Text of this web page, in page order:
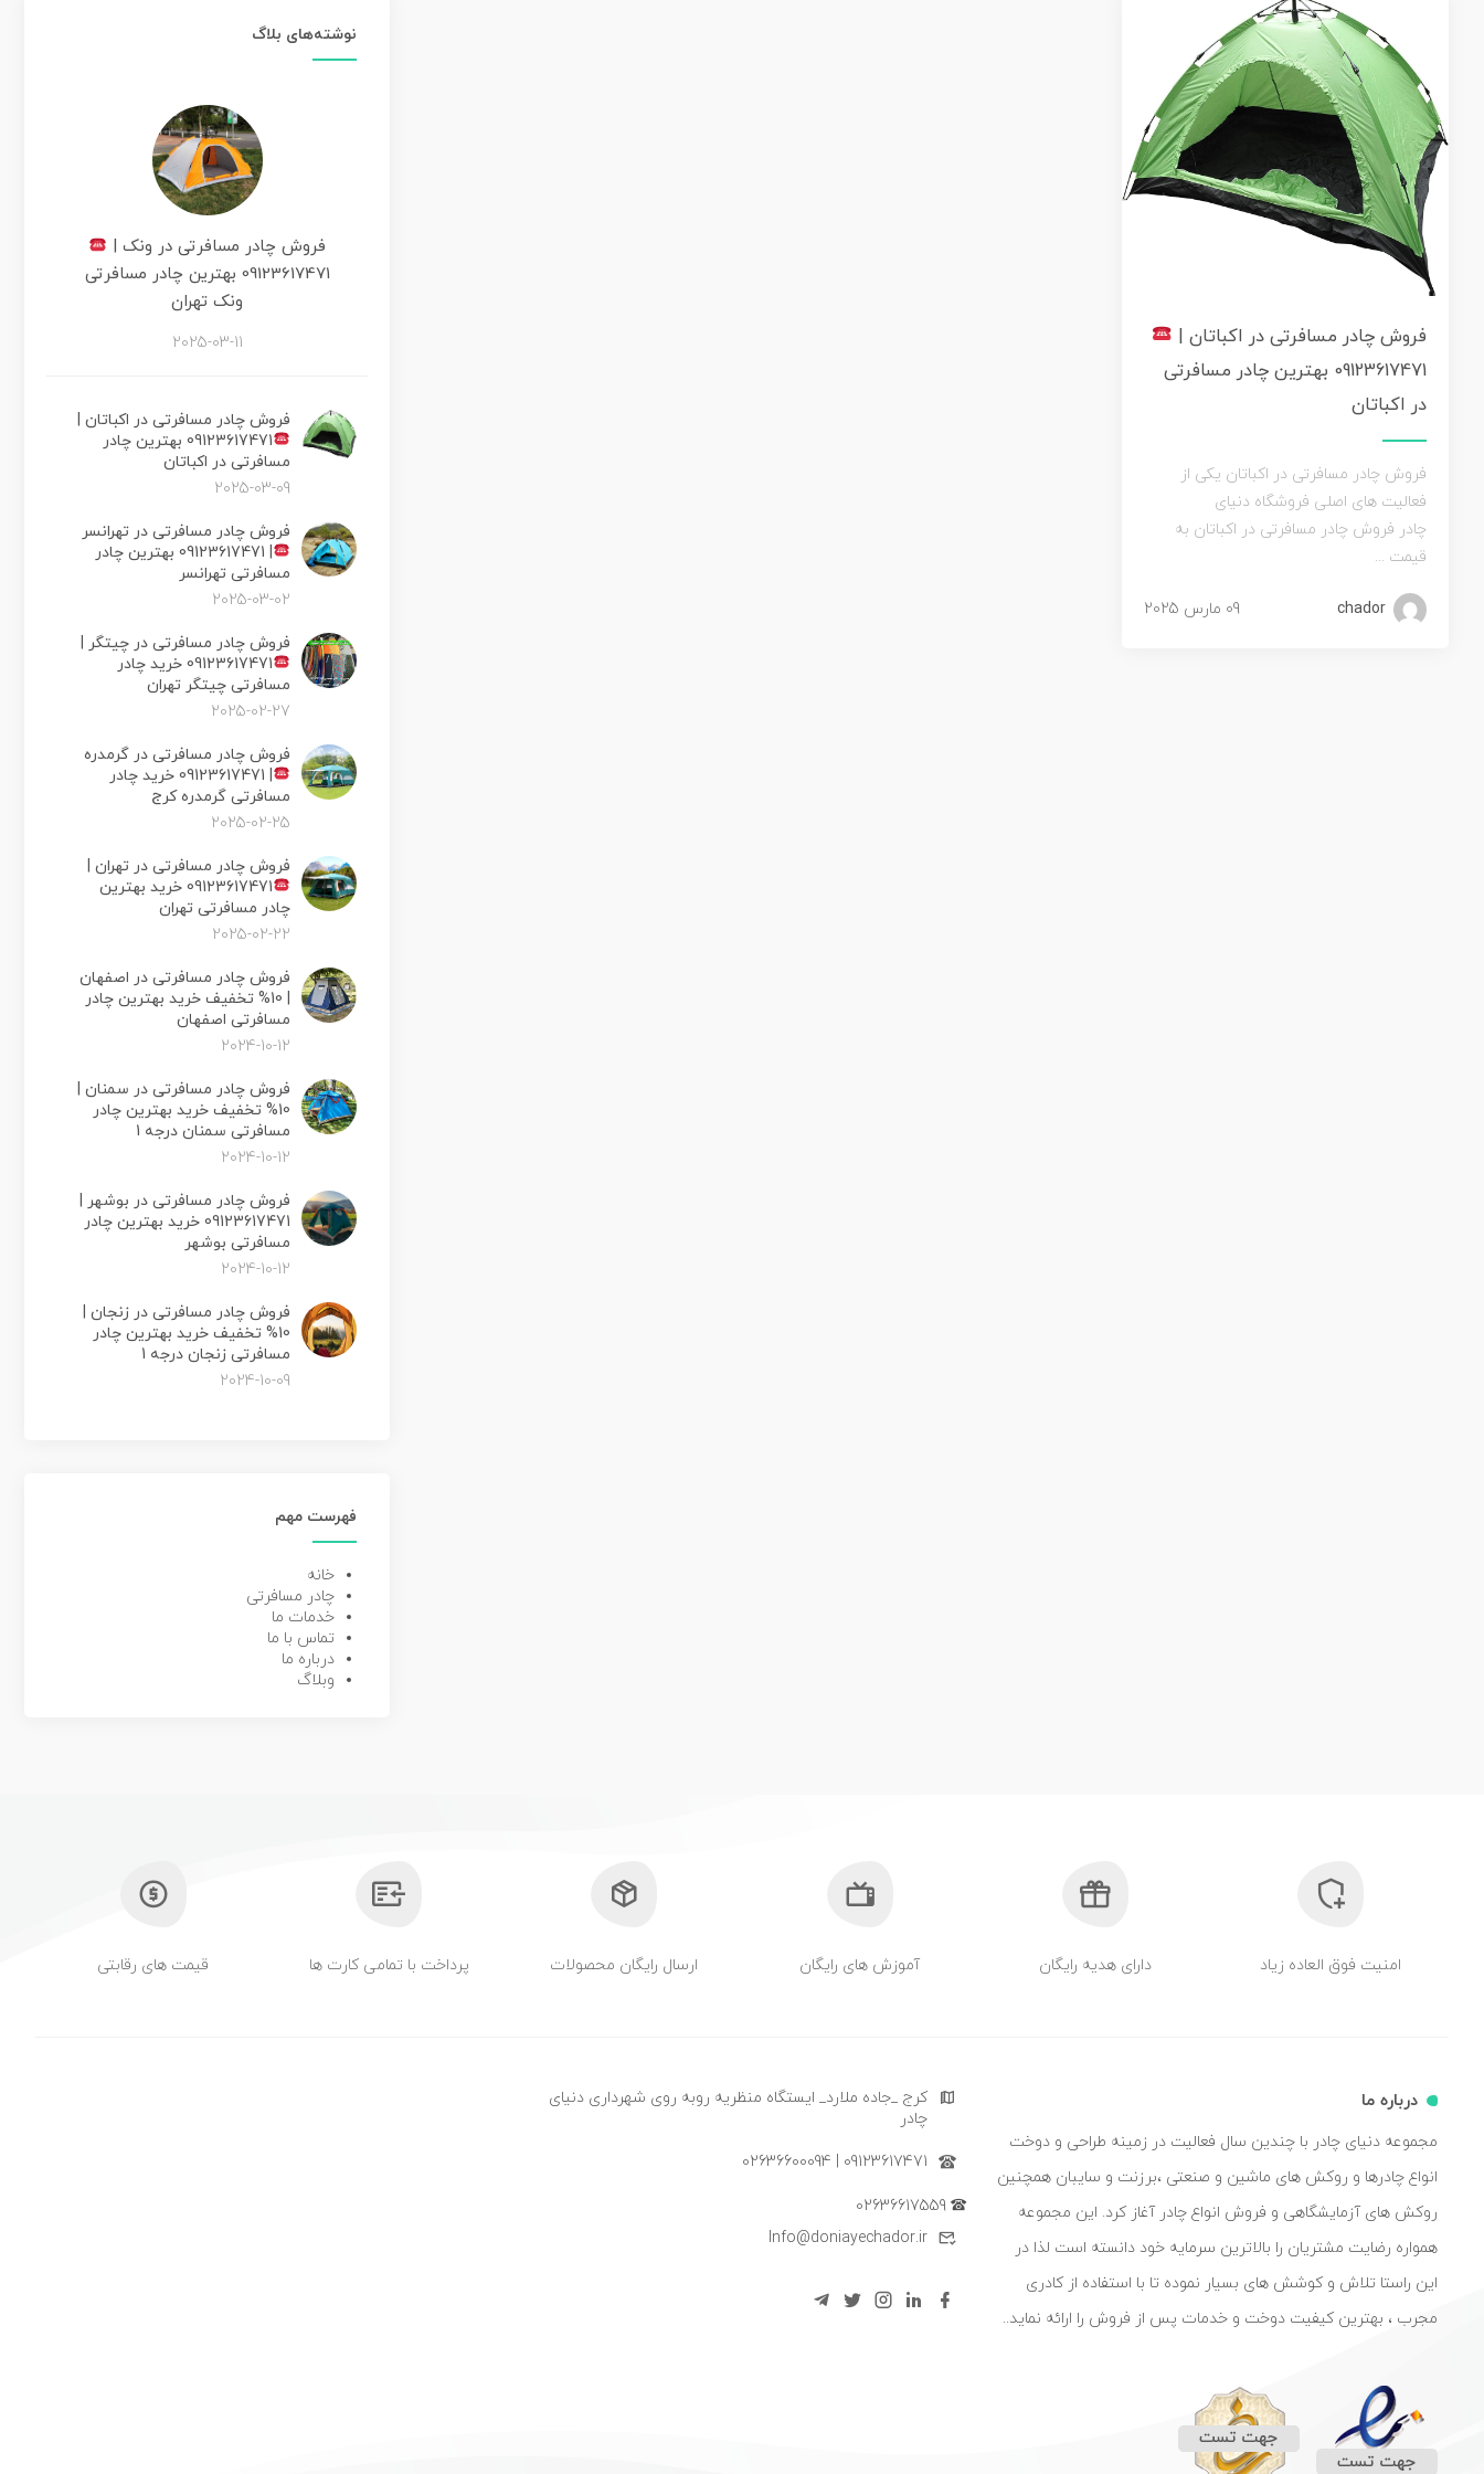
فروش چادر مسافرتی در اکباتان |
09123617471 بهترین چادر مسافرتی
در اکباتان
فروش چادر مسافرتی در اکباتان یکی از
فعالیت های اصلی فروشگاه دنیای
چادر فروش چادر مسافرتی در اکباتان به
قیمت ...
chador 09 مارس 2025
نوشته‌های بلاگ
فروش چادر مسافرتی در ونک |
09123617471 بهترین چادر مسافرتی
ونک تهران
2025-03-11
فروش چادر مسافرتی در اکباتان |
09123617471 بهترین چادر
مسافرتی در اکباتان
2025-03-09
فروش چادر مسافرتی در تهرانسر
|
09123617471 بهترین چادر
مسافرتی تهرانسر
2025-03-02
فروش چادر مسافرتی در چیتگر |
09123617471 خرید چادر
مسافرتی چیتگر تهران
2025-02-27
فروش چادر مسافرتی در گرمدره
|
09123617471 خرید چادر
مسافرتی گرمدره کرج
2025-02-25
فروش چادر مسافرتی در تهران |
09123617471 خرید بهترین
چادر مسافرتی تهران
2025-02-22
فروش چادر مسافرتی در اصفهان
| 10% تخفیف خرید بهترین چادر
مسافرتی اصفهان
2024-10-12
فروش چادر مسافرتی در سمنان |
10% تخفیف خرید بهترین چادر
مسافرتی سمنان درجه 1
2024-10-12
فروش چادر مسافرتی در بوشهر |
09123617471 خرید بهترین چادر
مسافرتی بوشهر
2024-10-12
فروش چادر مسافرتی در زنجان |
10% تخفیف خرید بهترین چادر
مسافرتی زنجان درجه 1
2024-10-09
فهرست مهم
خانه
چادر مسافرتی
خدمات ما
تماس با ما
درباره ما
وبلاگ
امنیت فوق العاده زیاد دارای هدیه رایگان آموزش های رایگان ارسال رایگان محصولات پرداخت با تمامی کارت ها قیمت های رقابتی
درباره ما
مجموعه دنیای چادر با چندین سال فعالیت در زمینه طراحی و دوخت
انواع چادرها و روکش های ماشین و صنعتی ،برزنت و سایبان همچنین
روکش های آزمایشگاهی و فروش انواع چادر آغاز کرد. این مجموعه
همواره رضایت مشتریان را بالاترین سرمایه خود دانسته است لذا در
این راستا تلاش و کوشش های بسیار نموده تا با استفاده از کادری
مجرب ، بهترین کیفیت دوخت و خدمات پس از فروش را ارائه نماید..
کرج _جاده ملارد_ ایستگاه منظریه روبه روی شهرداری دنیای
چادر
09123617471 | 02636600094
02636617559
Info@doniayechador.ir